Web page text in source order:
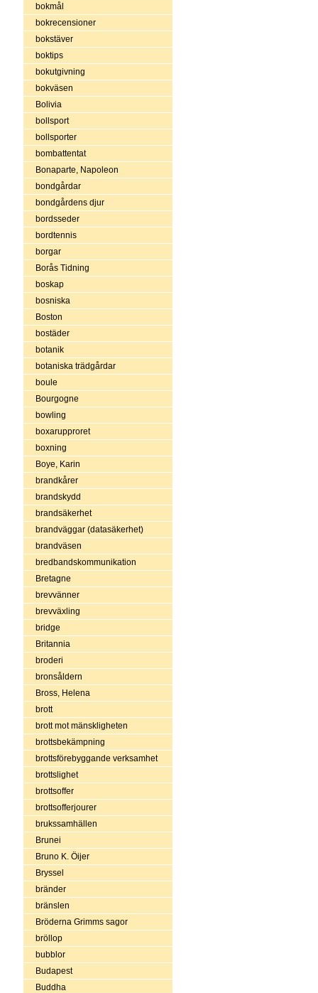
bokmål
bokrecensioner
bokstäver
boktips
bokutgivning
bokväsen
Bolivia
bollsport
bollsporter
bombattentat
Bonaparte, Napoleon
bondgårdar
bondgårdens djur
bordsseder
bordtennis
borgar
Borås Tidning
boskap
bosniska
Boston
bostäder
botanik
botaniska trädgårdar
boule
Bourgogne
bowling
boxarupproret
boxning
Boye, Karin
brandkårer
brandskydd
brandsäkerhet
brandväggar (datasäkerhet)
brandväsen
bredbandskommunikation
Bretagne
brevvänner
brevväxling
bridge
Britannia
broderi
bronsåldern
Bross, Helena
brott
brott mot mänskligheten
brottsbekämpning
brottsförebyggande verksamhet
brottslighet
brottsoffer
brottsofferjourer
brukssamhällen
Brunei
Bruno K. Öijer
Bryssel
bränder
bränslen
Bröderna Grimms sagor
bröllop
bubblor
Budapest
Buddha